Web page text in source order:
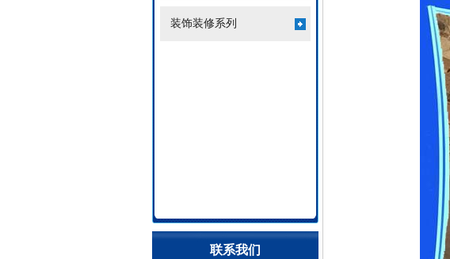
装饰装修系列
联系我们